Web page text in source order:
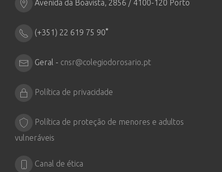
Avenida da Boavista, 2856 / 4100-120 Porto
(+351) 22 619 75 90*
Geral - cnsr@colegiodorosario.pt
Política de privacidade
Política de proteção de menores e adultos
vulneráveis
Canal de ética